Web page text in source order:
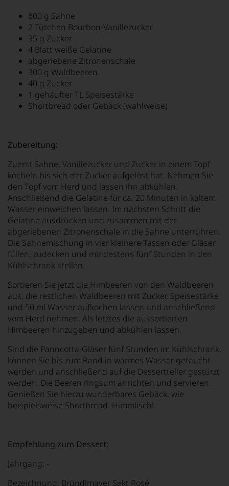
600 g Sahne
2 Tütchen Bourbon-Vanillezucker
35 g Zucker
4 Blatt weiße Gelatine
abgeriebene Zitronenschale
300 g Waldbeeren
40 g Zucker
1 gehäufter TL Speisestärke
Shortbread oder Gebäck (wahlweise)
Zubereitung:
Zuerst Sahne, Vanillezucker und Zucker in einem Topf
köcheln bis sich der Zucker aufgelöst hat. Nehmen Sie
den Topf vom Herd und lassen ihn abkühlen.
Anschließend die Gelatine für ca. 20 Minuten in kaltem
Wasser einweichen lassen. Im nächsten Schritt die
Gelatine ausdrücken und zusammen mit der
abgeriebenen Zitronenschale in die Sahne unterrühren.
Die Sahnemischung in vier kleinere Tassen oder Gläser
füllen, zudecken und mindestens fünf Stunden in den
Kühlschrank stellen.
Sortieren Sie jetzt die Himbeeren von den Waldbeeren
aus, die restlichen Waldbeeren mit Zucker, Speisestärke
und 50 ml Wasser aufkochen lassen und anschließend
vom Herd nehmen. Als letztes die aussortierten
Himbeeren hinzugeben und abkühlen lassen.
Sind die Panncotta-Gläser fünf Stunden im Kühlschrank,
können Sie bis zum Rand in warmes Wasser getaucht
werden und anschließend auf die Dessertteller gestürzt
werden. Die Beeren ringsum anrichten und servieren.
Genießen Sie hierzu wunderbares Gebäck, wie
beispielsweise Shortbread. Himmlisch!
Empfehlung zum Dessert:
Jahrgang: -
Bezeichnung: Bründlmayer Sekt Rosé